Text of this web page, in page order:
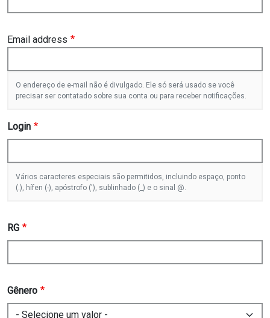
Email address
O endereço de e-mail não é divulgado. Ele só será usado se você
precisar ser contatado sobre sua conta ou para receber notificações.
Login
Vários caracteres especiais são permitidos, incluindo espaço, ponto
(.), hífen (-), apóstrofo ('), sublinhado (_) e o sinal @.
RG
Gênero